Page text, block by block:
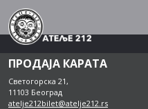
Skip
to
content
ПРОДАЈА КАРАТА
Светогорска 21,
11103 Београд
atelje212bilet@atelje212.rs